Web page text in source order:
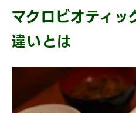
マクロビオティッ
違いとは